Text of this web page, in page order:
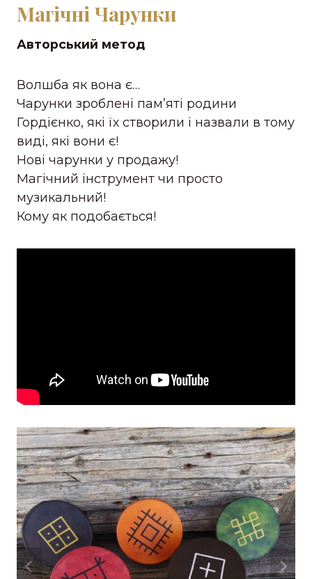
Магічні Чарунки
Авторський метод
Волшба як вона є…
Чарунки зроблені пам’яті родини
Гордієнко, які їх створили і назвали в тому
виді, які вони є!
Нові чарунки у продажу!
Магічний інструмент чи просто
музикальний!
Кому як подобається!